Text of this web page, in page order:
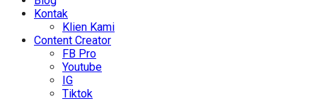
Kontak
Klien Kami
Content Creator
FB Pro
Youtube
IG
Tiktok